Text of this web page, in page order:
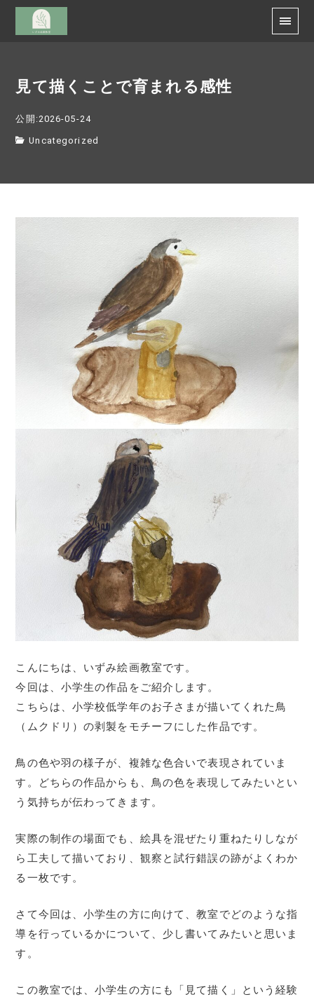
見て描くことで育まれる感性
公開:2026-05-24
Uncategorized
こんにちは、いずみ絵画教室です。
今回は、小学生の作品をご紹介します。
こちらは、小学校低学年のお子さまが描いてくれた鳥
（ムクドリ）の剥製をモチーフにした作品です。
鳥の色や羽の様子が、複雑な色合いで表現されていま
す。どちらの作品からも、鳥の色を表現してみたいとい
う気持ちが伝わってきます。
実際の制作の場面でも、絵具を混ぜたり重ねたりしなが
ら工夫して描いており、観察と試行錯誤の跡がよくわか
る一枚です。
さて今回は、小学生の方に向けて、教室でどのような指
導を行っているかについて、少し書いてみたいと思いま
す。
この教室では、小学生の方にも「見て描く」という経験